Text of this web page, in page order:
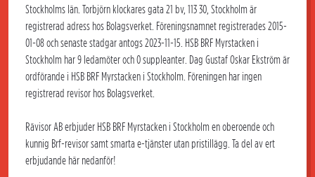
Stockholms län. Torbjörn klockares gata 21 bv, 113 30, Stockholm är
registrerad adress hos Bolagsverket. Föreningsnamnet registrerades 2015-
01-08 och senaste stadgar antogs 2023-11-15. HSB BRF Myrstacken i
Stockholm har 9 ledamöter och 0 suppleanter. Dag Gustaf Oskar Ekström är
ordförande i HSB BRF Myrstacken i Stockholm. Föreningen har ingen
registrerad revisor hos Bolagsverket.
Rävisor AB erbjuder HSB BRF Myrstacken i Stockholm en oberoende och
kunnig Brf-revisor samt smarta e-tjänster utan pristillägg. Ta del av ert
erbjudande här nedanför!